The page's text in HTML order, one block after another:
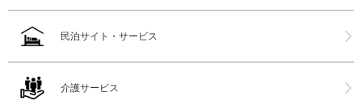
民泊サイト・サービス
介護サービス